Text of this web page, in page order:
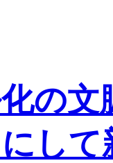
の
し